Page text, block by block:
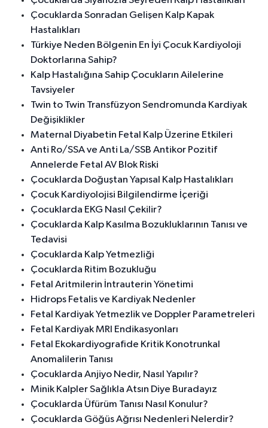
Çocuklarda Sonradan Gelişen Kalp Kapak
Hastalıkları
Türkiye Neden Bölgenin En İyi Çocuk Kardiyoloji
Doktorlarına Sahip?
Kalp Hastalığına Sahip Çocukların Ailelerine
Tavsiyeler
Twin to Twin Transfüzyon Sendromunda Kardiyak
Değişiklikler
Maternal Diyabetin Fetal Kalp Üzerine Etkileri
Anti Ro/SSA ve Anti La/SSB Antikor Pozitif
Annelerde Fetal AV Blok Riski
Çocuklarda Doğuştan Yapısal Kalp Hastalıkları
Çocuk Kardiyolojisi Bilgilendirme İçeriği
Çocuklarda EKG Nasıl Çekilir?
Çocuklarda Kalp Kasılma Bozukluklarının Tanısı ve
Tedavisi
Çocuklarda Kalp Yetmezliği
Çocuklarda Ritim Bozukluğu
Fetal Aritmilerin İntrauterin Yönetimi
Hidrops Fetalis ve Kardiyak Nedenler
Fetal Kardiyak Yetmezlik ve Doppler Parametreleri
Fetal Kardiyak MRI Endikasyonları
Fetal Ekokardiyografide Kritik Konotrunkal
Anomalilerin Tanısı
Çocuklarda Anjiyo Nedir, Nasıl Yapılır?
Minik Kalpler Sağlıkla Atsın Diye Buradayız
Çocuklarda Üfürüm Tanısı Nasıl Konulur?
Çocuklarda Göğüs Ağrısı Nedenleri Nelerdir?